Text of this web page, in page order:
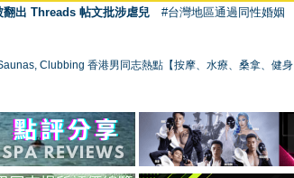
出 Threads 帖文批涉虐兒 #台灣地區通過同性婚姻
Clubbing 香港男同志熱點【按摩、水療、桑拿、健身